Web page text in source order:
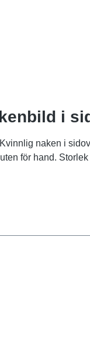
i
naken i
för hand. Storlek